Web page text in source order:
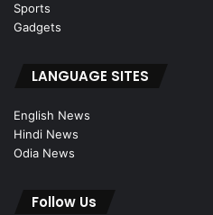
Sports
Gadgets
LANGUAGE SITES
English News
Hindi News
Odia News
Follow Us